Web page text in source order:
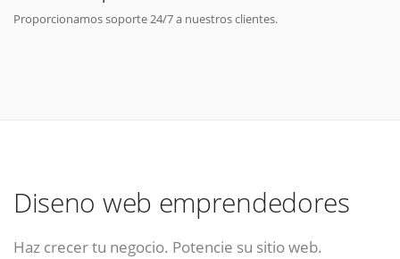
Proporcionamos soporte 24/7 a nuestros clientes.
Diseno web emprendedores
Haz crecer tu negocio. Potencie su sitio web.